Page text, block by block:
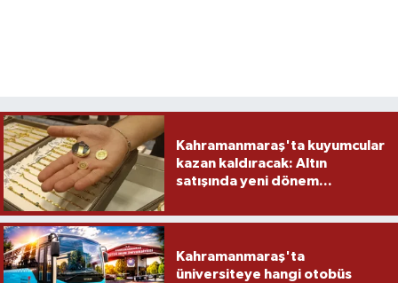
Kahramanmaraş'ta kuyumcular
kazan kaldıracak: Altın
satışında yeni dönem...
Kahramanmaraş'ta
üniversiteye hangi otobüs